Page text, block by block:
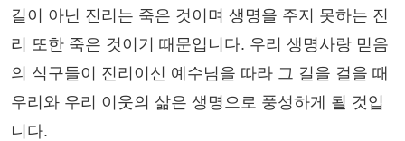
길이 아닌 진리는 죽은 것이며 생명을 주지 못하는 진
리 또한 죽은 것이기 때문입니다. 우리 생명사랑 믿음
의 식구들이 진리이신 예수님을 따라 그 길을 걸을 때
우리와 우리 이웃의 삶은 생명으로 풍성하게 될 것입
니다.